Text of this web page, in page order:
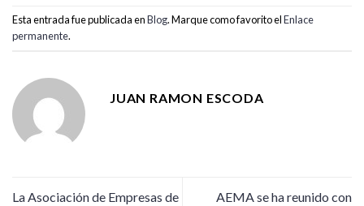
Esta entrada fue publicada enBlog. Marque como favorito elEnlace
permanente.
JUAN RAMON ESCODA
La Asociación de Empresas de
AEMA se ha reunido con